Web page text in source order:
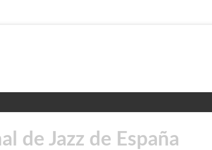
de Jazz de España